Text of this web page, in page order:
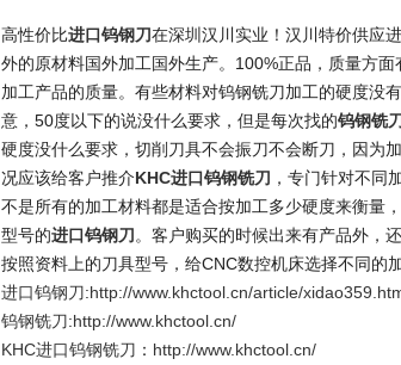
高性价比进口钨钢刀在深圳汉川实业！汉川特价供应
外的原材料国外加工国外生产。 100%正品，质量方面
加工产品的质量。有些材料对钨钢铣刀加工的硬度没
意， 50度以下的说没什么要求，但是每次找的钨钢铣
硬度没什么要求，切削刀具不会振刀不会断刀，因为
况应该给客户推介KHC进口钨钢铣刀 ，专门针对不同
不是所有的加工材料都是适合按加工多少硬度来衡量
型号的进口钨钢刀。客户购买的时候出来有产品外，
按照资料上的刀具型号，给CNC数控机床选择不同的
进口钨钢刀:http://www.khctool.cn/article/
钨钢铣刀:http://www.khctool.cn/
KHC进口钨钢铣刀 ： http://www.khctool.cn/